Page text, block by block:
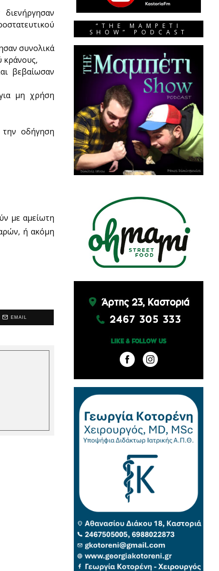
συνολικά
κράνους,
βεβαίωσαν
μη χρήση
την οδήγηση
με αμείωτη
ή ακόμη
EMAIL
“THE MAMPETI
SHOW” PODCAST